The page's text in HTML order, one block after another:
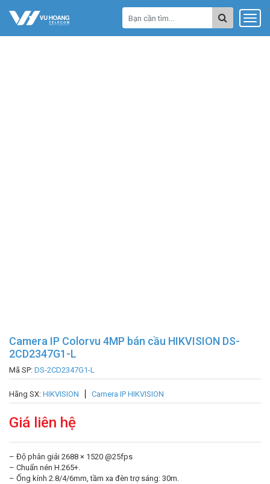
Camera IP Colorvu 4MP bán cầu HIKVISION DS-
2CD2347G1-L
Mã SP: DS-2CD2347G1-L
Hãng SX: HIKVISION Camera IP HIKVISION
Giá liên hệ
– Độ phân giải 2688 × 1520 @25fps
– Chuẩn nén H.265+.
– Ống kính 2.8/4/6mm, tầm xa đèn trợ sáng: 30m.